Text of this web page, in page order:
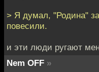
> Я думал, "Родина"
повесили.
и эти люди ругают
Nem OFF »